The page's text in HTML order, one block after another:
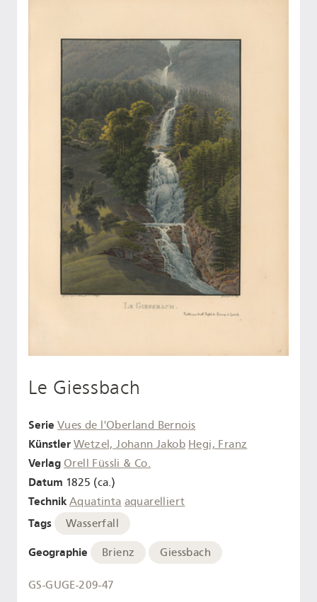
Le Giessbach
Serie Vues de l'Oberland Bernois
Künstler Wetzel, Johann Jakob Hegi, Franz
Verlag Orell Füssli & Co.
Datum 1825 (ca.)
Technik Aquatinta aquarelliert
Tags Wasserfall
Geographie Brienz Giessbach
GS-GUGE-209-47